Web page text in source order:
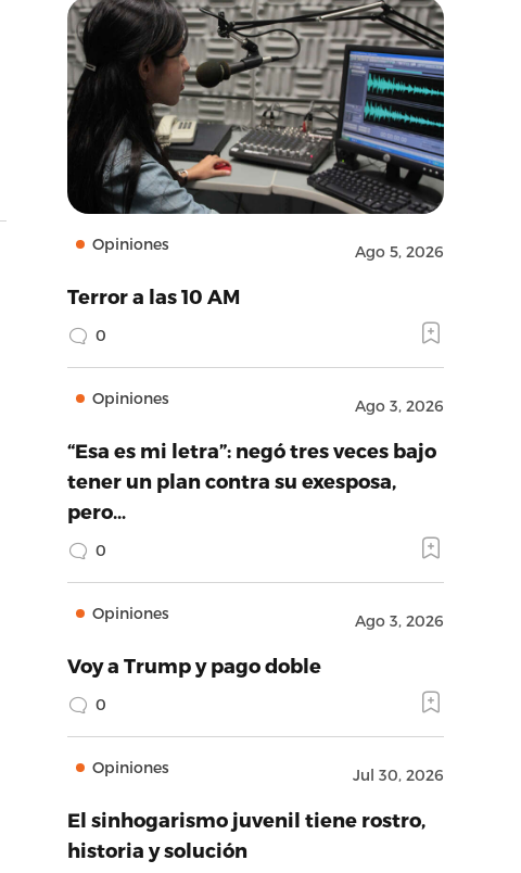
Opiniones Ago 5, 2026
Terror a las 10 AM
0
Opiniones Ago 3, 2026
“Esa es mi letra”: negó tres veces bajo
tener un plan contra su exesposa,
pero…
0
Opiniones Ago 3, 2026
Voy a Trump y pago doble
0
Opiniones Jul 30, 2026
El sinhogarismo juvenil tiene rostro,
historia y solución